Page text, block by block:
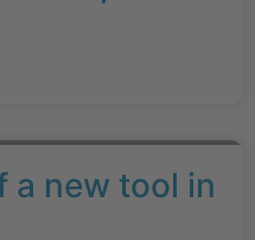
a new tool in